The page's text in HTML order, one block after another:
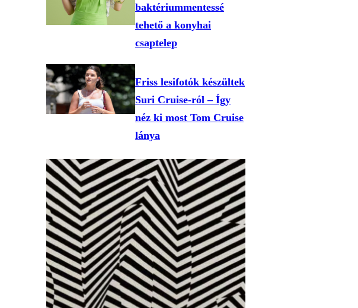
baktériummentessé
tehető a konyhai
csaptelep
Friss lesifotók készültek
Suri Cruise-ról – Így
néz ki most Tom Cruise
lánya